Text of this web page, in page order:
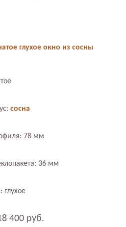
глухое окно из сосны
сосна
78 мм
36 мм
глухое
400 руб.